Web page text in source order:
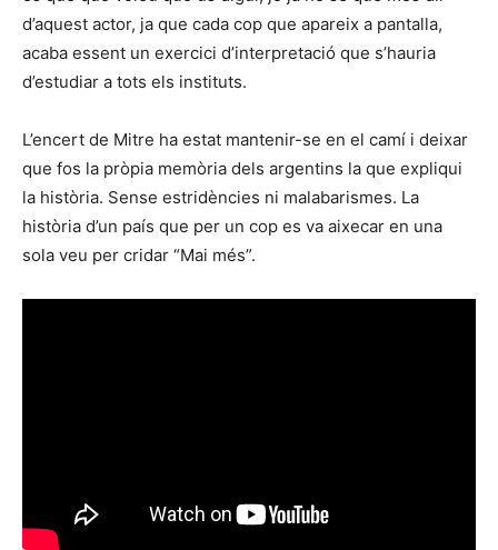
d’aquest actor, ja que cada cop que apareix a pantalla,
acaba essent un exercici d’interpretació que s’hauria
d’estudiar a tots els instituts.
L’encert de Mitre ha estat mantenir-se en el camí i deixar
que fos la pròpia memòria dels argentins la que expliqui
la història. Sense estridències ni malabarismes. La
història d’un país que per un cop es va aixecar en una
sola veu per cridar “Mai més”.